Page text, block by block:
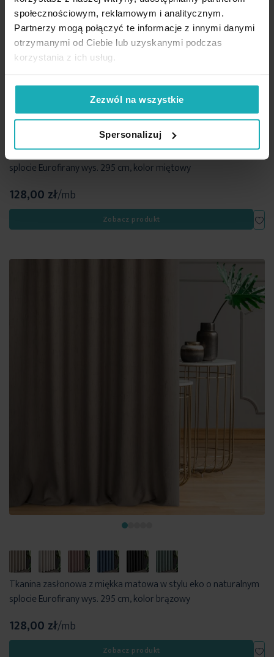
społecznościowym, reklamowym i analitycznym.
Partnerzy mogą połączyć te informacje z innymi danymi
otrzymanymi od Ciebie lub uzyskanymi podczas
korzystania z ich usług.
Zezwól na wszystkie
Spersonalizuj
Tkanina zasłonowa z miękka matowa w stylu eko o naturalnym
splocie Eurofirany wys. 295 cm, kolor miętowy
128,00 zł/mb
Zobacz produkt
Tkanina zasłonowa z miękka matowa w stylu eko o naturalnym
splocie Eurofirany wys. 295 cm, kolor brązowy
128,00 zł/mb
Zobacz produkt